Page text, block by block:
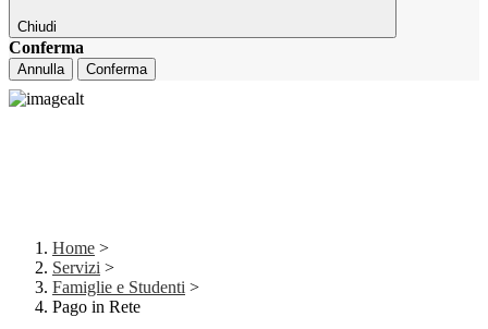
Chiudi
Conferma
Annulla Conferma
Home >
Servizi >
Famiglie e Studenti >
Pago in Rete